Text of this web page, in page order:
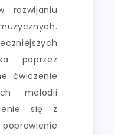
rozwijaniu
poprzez
ćwiczenie
melodii
się z